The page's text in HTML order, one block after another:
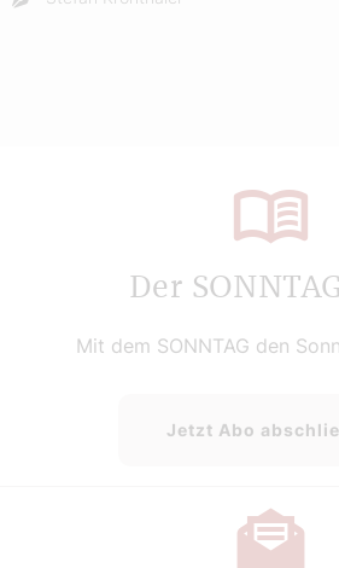
Der
Mit dem SONNTAG den
Jetzt Abo